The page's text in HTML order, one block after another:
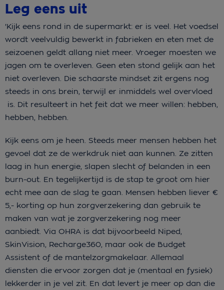
Leg eens uit
'Kijk eens rond in de supermarkt: er is veel. Het voedsel
wordt veelvuldig bewerkt in fabrieken en eten met de
seizoenen geldt allang niet meer. Vroeger moesten we
jagen om te overleven. Geen eten stond gelijk aan het
niet overleven. Die schaarste mindset zit ergens nog
steeds in ons brein, terwijl er inmiddels wel overvloed
is. Dit resulteert in het feit dat we meer willen: hebben,
hebben, hebben.
Kijk eens om je heen. Steeds meer mensen hebben het
gevoel dat ze de werkdruk niet aan kunnen. Ze zitten
laag in hun energie, slapen slecht of belanden in een
burn-out. En tegelijkertijd is de stap te groot om hier
echt mee aan de slag te gaan. Mensen hebben liever €
5,- korting op hun zorgverzekering dan gebruik te
maken van wat je zorgverzekering nog meer
aanbiedt. Via OHRA is dat bijvoorbeeld Niped,
SkinVision, Recharge360, maar ook de Budget
Assistent of de mantelzorgmakelaar. Allemaal
diensten die ervoor zorgen dat je (mentaal en fysiek)
lekkerder in je vel zit. En dat levert je meer op dan die